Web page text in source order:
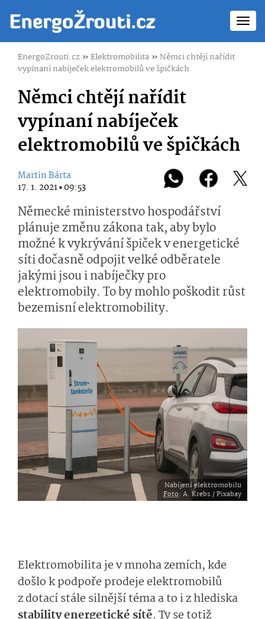
EnergoZrouti.cz»Elektromobilita»Němci chtějí nařídit
vypínaní nabíječek elektromobilů ve špičkách
Němci chtějí nařídit
vypínaní nabíječek
elektromobilů ve špičkách
Martin Bárta
17. 1. 2021 ▪ 09:53
Německé ministerstvo hospodářství
plánuje změnu zákona tak, aby bylo
možné k vykrývání špiček v energetické
síti dočasně odpojit velké odběratele
jakými jsou i nabíječky pro
elektromobily. To by mohlo poškodit růst
bezemisní elektromobility.
Nabíjení elektromobilu
Foto: A. Krebs / Pixabay
Elektromobilita je v mnoha zemích, kde
došlo k podpoře prodeje elektromobilů
z dotací stále silnější téma a to i z hlediska
stability energetické sítě. Ty se totiž